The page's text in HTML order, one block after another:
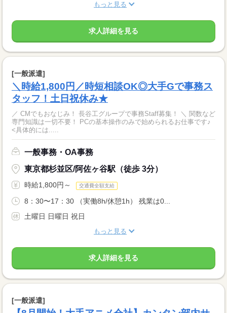
もっと見る
求人詳細を見る
[一般派遣]
＼時給1,800円／時短相談OK◎大手Gで事務ス
タッフ！土日祝休み★
／ CMでもおなじみ！ 長谷工グループで事務Staff募集！ ＼ 関数など
専門知識は一切不要！ PCの基本操作のみで始められるお仕事です♪
<具体的には.....
一般事務・OA事務
東京都杉並区/阿佐ヶ谷駅（徒歩 3分）
時給1,800円～ 交通費全額支給
8：30〜17：30 （実働8h/休憩1h） 残業は0...
土曜日 日曜日 祝日
もっと見る
求人詳細を見る
[一般派遣]